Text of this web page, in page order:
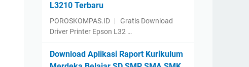
L3210 Terbaru
POROSKOMPAS.ID ︱ Gratis Download
Driver Printer Epson L32 …
Download Aplikasi Raport Kurikulum